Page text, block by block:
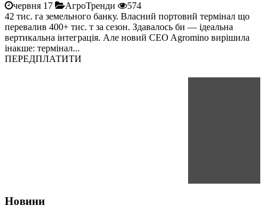
червня 17 АгроТренди
574
42 тис. га земельного банку. Власний портовий термінал що
перевалив 400+ тис. т за сезон. Здавалось би — ідеальна
вертикальна інтеграція. Але новий CEO Agromino вирішила
інакше: термінал...
ПЕРЕДПЛАТИТИ
Новини